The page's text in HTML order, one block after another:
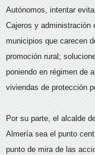
Autónomos, intentar
Cajeros y administración
municipios que carecen
promoción rural;
poniendo en régimen de
viviendas de protección
Por su parte, el alcalde
Almería sea el punto
punto de mira de las